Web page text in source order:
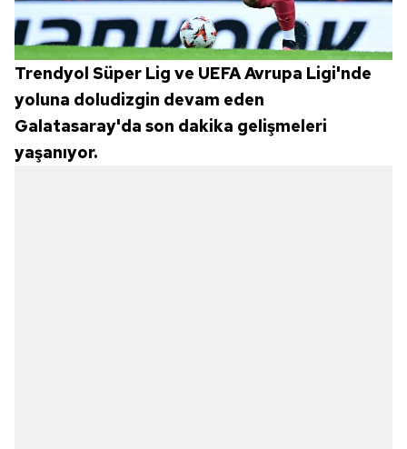
Trendyol Süper Lig ve UEFA Avrupa Ligi'nde
yoluna doludizgin devam eden
Galatasaray'da son dakika gelişmeleri
yaşanıyor.